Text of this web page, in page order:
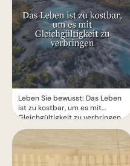
Leben Sie bewusst: Das Leben
ist zu kostbar, um es mit
Gleichgültigkeit zu verbringen